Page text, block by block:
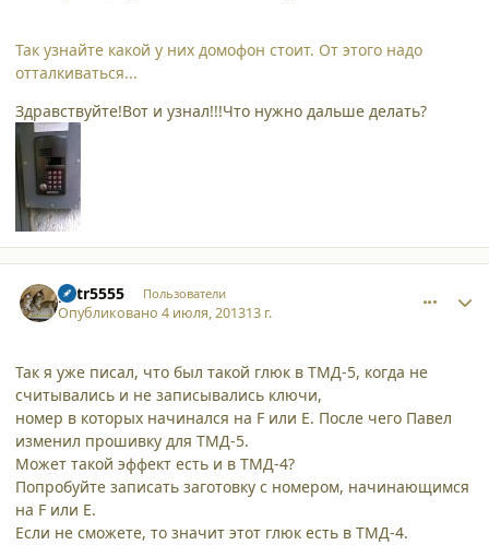
Так узнайте какой у них домофон стоит. От этого надо
отталкиваться...
Здравствуйте!Вот и узнал!!!Что нужно дальше делать?
petr5555 Пользователи
Опубликовано4 июля, 201313 г.
Так я уже писал, что был такой глюк в ТМД-5, когда не
считывались и не записывались ключи,
номер в которых начинался на F или E. После чего Павел
изменил прошивку для ТМД-5.
Может такой эффект есть и в ТМД-4?
Попробуйте записать заготовку с номером, начинающимся
на F или E.
Если не сможете, то значит этот глюк есть в ТМД-4.